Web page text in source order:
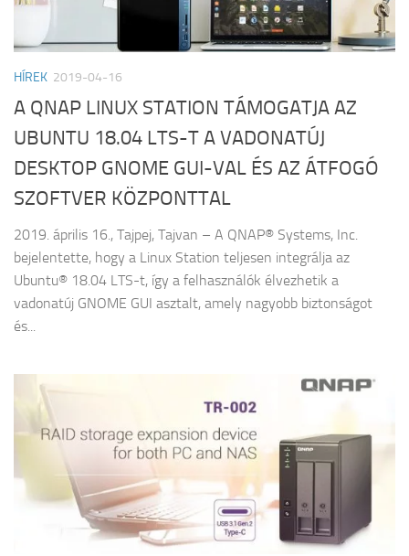
HÍREK 2019-04-16
A QNAP LINUX STATION TÁMOGATJA AZ
UBUNTU 18.04 LTS-T A VADONATÚJ
DESKTOP GNOME GUI-VAL ÉS AZ ÁTFOGÓ
SZOFTVER KÖZPONTTAL
2019. április 16., Tajpej, Tajvan – A QNAP® Systems, Inc.
bejelentette, hogy a Linux Station teljesen integrálja az
Ubuntu® 18.04 LTS-t, így a felhasználók élvezhetik a
vadonatúj GNOME GUI asztalt, amely nagyobb biztonságot
és...